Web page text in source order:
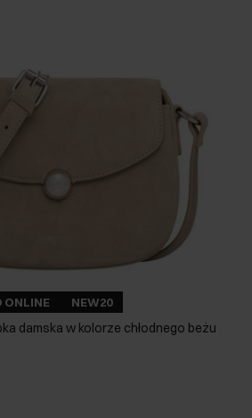
ONLINE NEW20
damska w kolorze chłodnego beżu